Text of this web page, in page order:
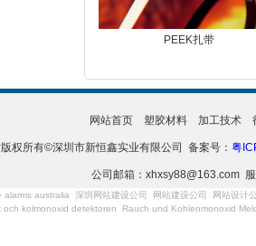
PEEK扎带
网站首页 塑胶材料 加工技术
权所有©深圳市新恒鑫实业有限公司 备案号： 粤
公司邮箱：xhxsy88@163.com
alarms australia 深圳网站建设公司 网站建设公司
网站设计
och kolmonoxid detektoren Rauch und Kohlenmonoxid